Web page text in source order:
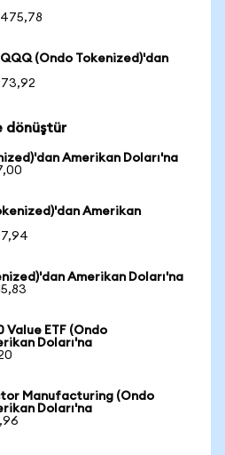
(Ondo Tokenized)'dan
dönüştür
Amerikan Doları'na
Amerikan
Amerikan Doları'na
Value ETF (Ondo
Doları'na
Manufacturing (Ondo
Doları'na